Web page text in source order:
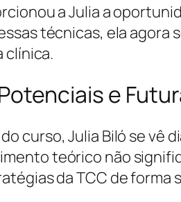
a Julia a
técnicas, ela agora
clínica.
e
curso, Julia Biló se vê
teórico não
da TCC de forma